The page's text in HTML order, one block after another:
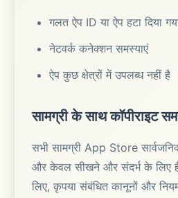
गलत ऐप ID या ऐप हटा दिया
नेटवर्क कनेक्शन समस्याएं
ऐप कुछ क्षेत्रों में उपलब्ध नहीं है
सामग्री के साथ कॉपीराइट
सभी सामग्री App Store
और केवल सीखने और संदर्भ के लिए
लिए, कृपया संबंधित कानूनों और